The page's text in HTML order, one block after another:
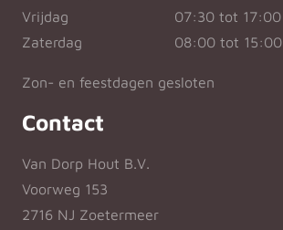
Vrijdag
07:30 tot 17:00
Zaterdag
08:00 tot 15:00
Zon- en feestdagen gesloten
Contact
Van Dorp Hout B.V.
Voorweg 153
2716 NJ Zoetermeer